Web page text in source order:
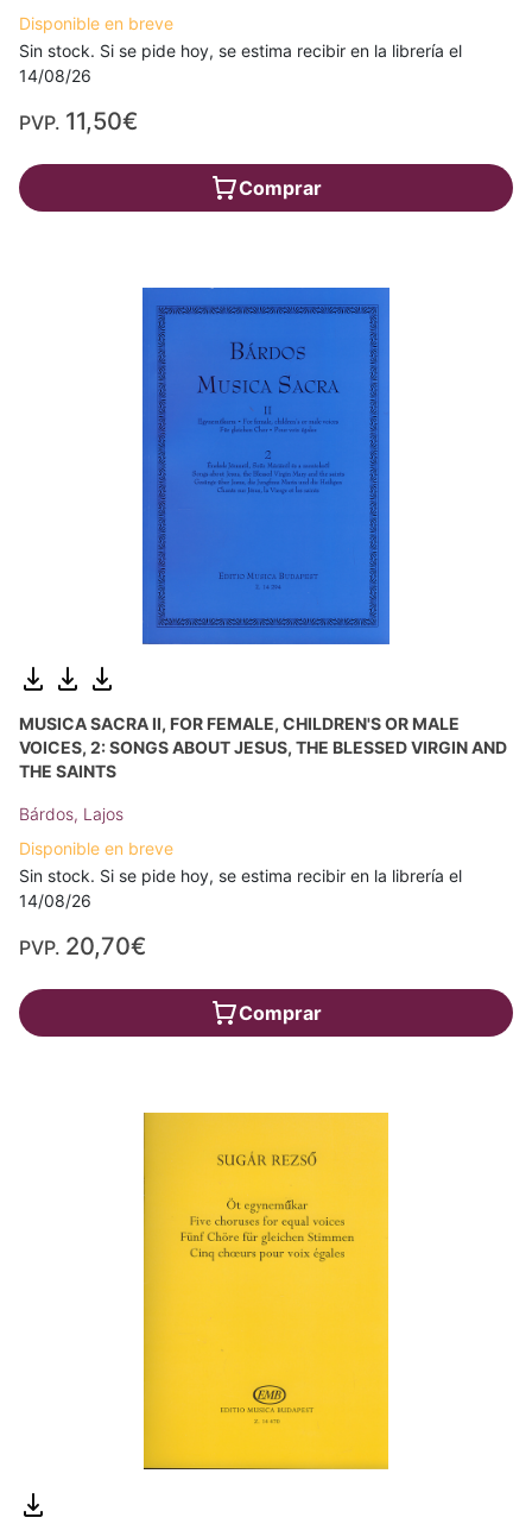
Disponible en breve
Sin stock. Si se pide hoy, se estima recibir en la librería el
14/08/26
PVP. 11,50€
Comprar
MUSICA SACRA II, FOR FEMALE, CHILDREN'S OR MALE
VOICES, 2: SONGS ABOUT JESUS, THE BLESSED VIRGIN AND
THE SAINTS
Bárdos, Lajos
Disponible en breve
Sin stock. Si se pide hoy, se estima recibir en la librería el
14/08/26
PVP. 20,70€
Comprar